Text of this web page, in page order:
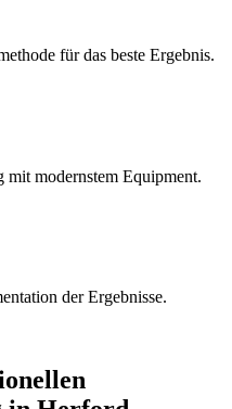
für das beste Ergebnis.
mit modernstem Equipment.
der Ergebnisse.